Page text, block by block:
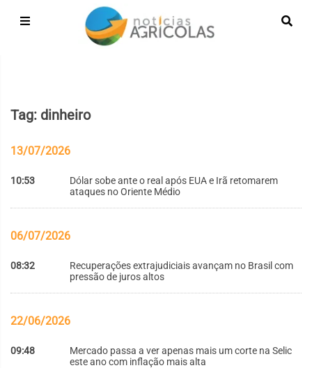
Tag: dinheiro
13/07/2026
10:53
Dólar sobe ante o real após EUA e Irã retomarem
ataques no Oriente Médio
06/07/2026
08:32
Recuperações extrajudiciais avançam no Brasil com
pressão de juros altos
22/06/2026
09:48
Mercado passa a ver apenas mais um corte na Selic
este ano com inflação mais alta